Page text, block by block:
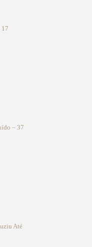
17
– 37
Até